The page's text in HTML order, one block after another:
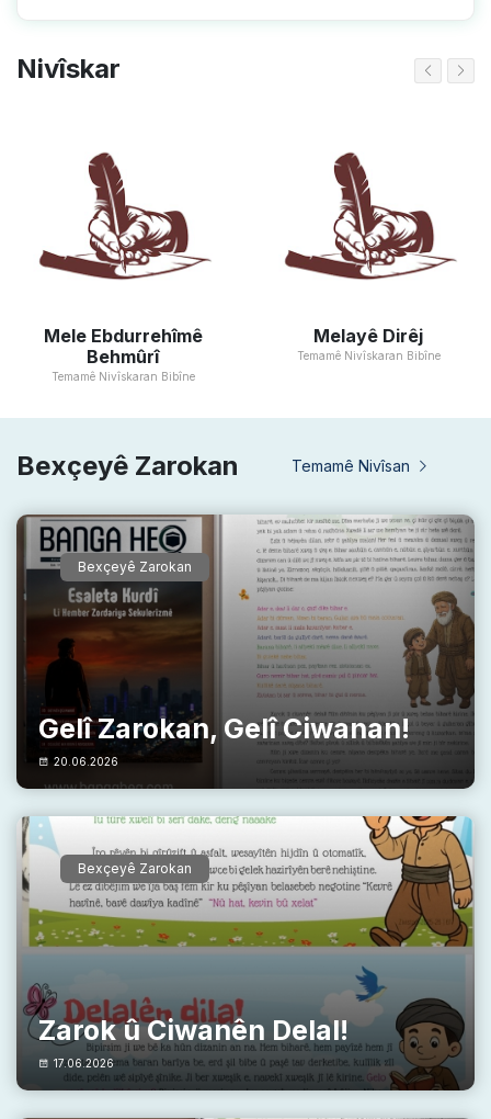
Nivîskar
Bibîne
Melayê Dirêj
Temamê Nivîskaran Bibîne
M. Salihê
Temamê
Bexçeyê Zarokan Temamê Nivîsan
Bexçeyê Zarokan
Gelî Zarokan, Gelî Ciwanan!
20.06.2026
Bexçeyê Zarokan
Zarok û Ciwanên Delal!
17.06.2026